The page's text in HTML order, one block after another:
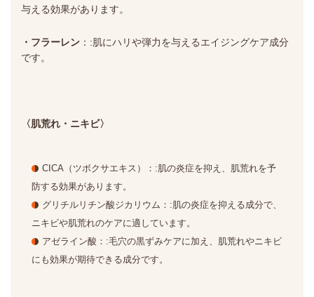
与える効果があります。
・フラーレン ：:肌にハリや弾力を与えるエイジングケア成分
です。
〈肌荒れ・ニキビ〉
CICA（ツボクサエキス） ：:肌の炎症を抑え、肌荒れを予
防する効果があります。
グリチルリチン酸ジカリウム ：:肌の炎症を抑える成分で、
ニキビや肌荒れのケアに適しています。
アゼライン酸 ：:毛穴の黒ずみケアに加え、肌荒れやニキビ
にも効果が期待できる成分です。